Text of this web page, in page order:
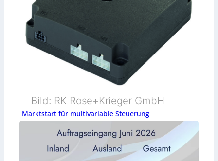
Bild: RK Rose+Krieger GmbH
Marktstart für multivariable Steuerung